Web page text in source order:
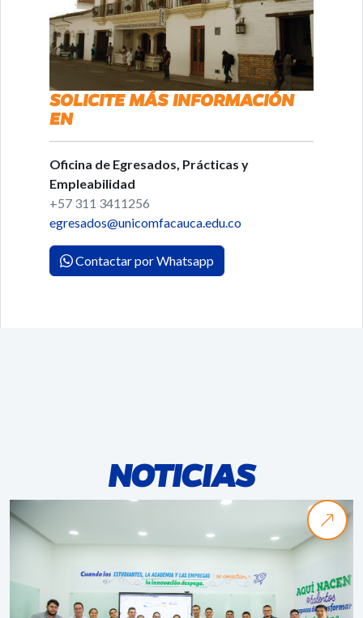
SOLICITE MÁS INFORMACIÓN
EN
Oficina de Egresados, Prácticas y
Empleabilidad
+57 311 3411256
egresados@unicomfacauca.edu.co
Contactar por Whatsapp
NOTICIAS